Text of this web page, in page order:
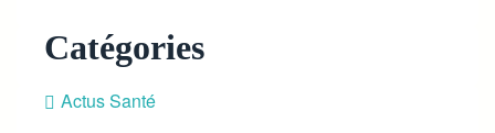
Catégories
Actus Santé